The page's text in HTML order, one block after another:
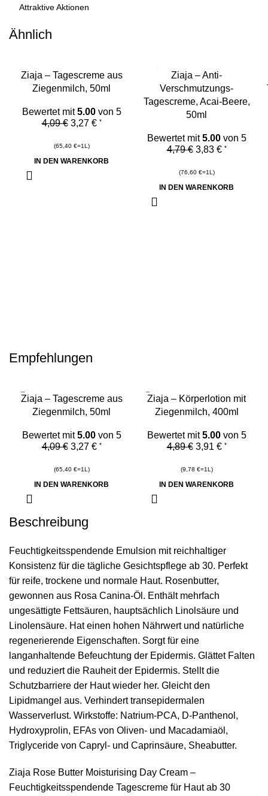
Attraktive Aktionen
Ähnlich
Ziaja – Tagescreme aus
Ziegenmilch, 50ml
Bewertet mit5.00von 5
4,09€ 3,27 € *
(65,40 €=1L)
IN DEN WARENKORB
Ziaja – Anti-
Verschmutzungs-
Tagescreme, Acai-Beere,
50ml
Bewertet mit5.00von 5
4,79€ 3,83 € *
(76,60 €=1L)
IN DEN WARENKORB
Empfehlungen
Ziaja – Tagescreme aus
Ziegenmilch, 50ml
Bewertet mit5.00von 5
4,09€ 3,27 € *
(65,40 €=1L)
IN DEN WARENKORB
Ziaja – Körperlotion mit
Ziegenmilch, 400ml
Bewertet mit5.00von 5
4,89€ 3,91 € *
(9,78 €=1L)
IN DEN WARENKORB
Beschreibung
Feuchtigkeitsspendende Emulsion mit reichhaltiger
Konsistenz für die tägliche Gesichtspflege ab 30. Perfekt
für reife, trockene und normale Haut. Rosenbutter,
gewonnen aus Rosa Canina-Öl. Enthält mehrfach
ungesättigte Fettsäuren, hauptsächlich Linolsäure und
Linolensäure. Hat einen hohen Nährwert und natürliche
regenerierende Eigenschaften. Sorgt für eine
langanhaltende Befeuchtung der Epidermis. Glättet Falten
und reduziert die Rauheit der Epidermis. Stellt die
Schutzbarriere der Haut wieder her. Gleicht den
Lipidmangel aus. Verhindert transepidermalen
Wasserverlust. Wirkstoffe: Natrium-PCA, D-Panthenol,
Hydroxyprolin, EFAs von Oliven- und Macadamiaöl,
Triglyceride von Capryl- und Caprinsäure, Sheabutter.
Ziaja Rose Butter Moisturising Day Cream –
Feuchtigkeitsspendende Tagescreme für Haut ab 30